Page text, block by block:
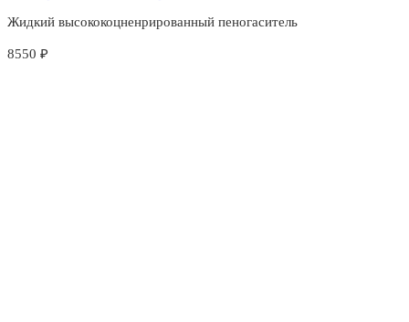
Жидкий высококоцненрированный пеногаситель
8550 ₽